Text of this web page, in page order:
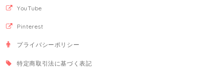
YouTube
Pinterest
プライバシーポリシー
特定商取引法に基づく表記